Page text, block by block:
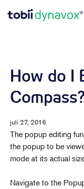
How do I
Compass?
juli 27, 2016
The popup editing
the popup to be
mode at its actual
Navigate to the